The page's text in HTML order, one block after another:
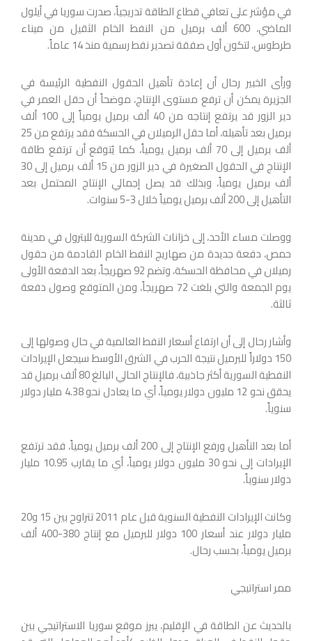
في مؤشر على تعافي قطاع الطاقة تدريجياً، صدرت سوريا في أيلول
الماضي، 600 ألف برميل من النفط الخام الثقيل من ميناء
طرطوس، لتكون أول صفقة تصدير نفط رسمية منذ 14 عاماً.
ورأى الخبير رحال أن إعادة تأهيل الحقول النفطية الرئيسة في
الجزيرة يمكن أن ترفع مستوى الإنتاج، موضحاً أن حقل العمر في
دير الزور قد يرتفع إنتاجه من 40 ألف برميل يومياً إلى 100 ألف
برميل بعد تأهيله، أما حقل الرميلان في الحسكة فقد يرتفع من 25
ألف برميل إلى 70 ألف برميل يومياً، كما يُتوقع أن ترتفع طاقة
الإنتاج في الحقول الصغيرة في دير الزور من 15 ألف برميل إلى 30
ألف برميل يومياً، وبذلك قد يصل إجمالي الإنتاج المحتمل بعد
التأهيل إلى 200 ألف برميل يومياً خلال 3-5 سنوات.
ووصلت مساء الأحد، إلى خزانات الشركة السورية للبترول في مدينة
حمص، دفعة جديدة من صهاريج النفط الخام القادمة من حقول
رميلان في محافظة الحسكة، وتضم 92 صهريجاً، بعد الدفعة الأولى
يوم الجمعة والتي بلغت 72 صهريجاً، ومن المتوقع وصول دفعة
ثالثة.
وأشار رحال إلى أن ارتفاع أسعار النفط العالمية في حال وصولها إلى
150 دولاراً للبرميل نتيجة الحرب في الشرق الأوسط سيجعل الإيرادات
النفطية السورية أكثر جاذبية، فالإنتاج الحالي البالغ 80 ألف برميل قد
يحقق نحو 12 مليون دولار يومياً، أي ما يعادل نحو 4.38 مليار دولار
سنوياً.
أما بعد التأهيل ورفع الإنتاج إلى 200 ألف برميل يومياً، فقد ترتفع
الإيرادات إلى نحو 30 مليون دولار يومياً، أي ما يقارب 10.95 مليار
دولار سنوياً.
وكانت الإيرادات النفطية السنوية قبل عام 2011 تتراوح بين 15 و20
مليار دولار عند أسعار 100 دولار للبرميل مع إنتاج 380-400 ألف
برميل يومياً، بحسب رحال.
ممر استراتيجي
بالحديث عن الطاقة في الإقليم، يبرز موقع سوريا الاستراتيجي بين